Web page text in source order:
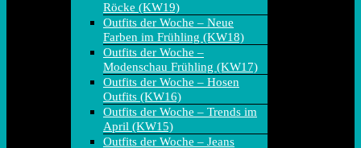
Röcke (KW19)
Outfits der Woche – Neue
Farben im Frühling (KW18)
Outfits der Woche –
Modenschau Frühling (KW17)
Outfits der Woche – Hosen
Outfits (KW16)
Outfits der Woche – Trends im
April (KW15)
Outfits der Woche – Jeans